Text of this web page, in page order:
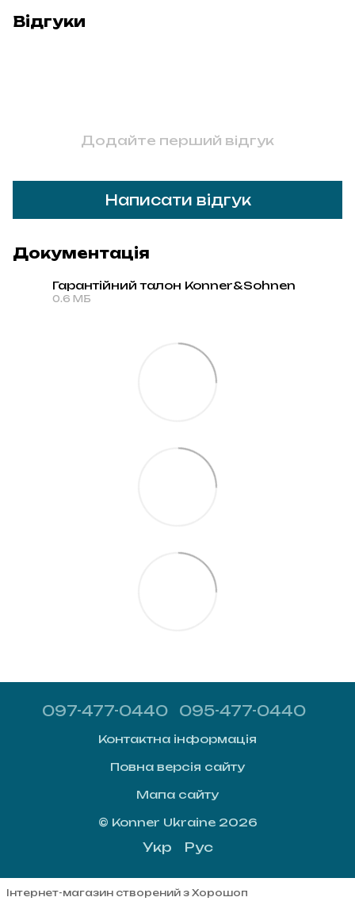
Відгуки
Додайте перший відгук
Написати відгук
Документація
Гарантійний талон Konner&Sohnen
0.6 МБ
097-477-0440 095-477-0440
Контактна інформація
Повна версія сайту
Мапа сайту
© Konner Ukraine 2026
Укр Рус
Інтернет-магазин створений з Хорошоп